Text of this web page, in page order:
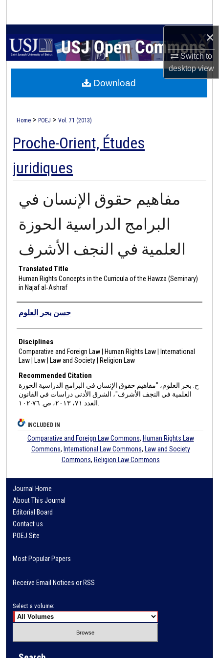
×
Switch to
desktopview
My Account
About
Home > POEJ > Vol. 71 (2013)
Proche-Orient, Études
juridiques
مفاهيم حقوق الإنسان في
البرامج الدراسية الحوزة
العلمية في النجف الأشرف
Translated Title
Human Rights Concepts in the Curricula of the Hawza (Seminary)
in Najaf al‑Ashraf
Authors
حسن بحر العلوم
Disciplines
Comparative and Foreign Law | Human Rights Law | International
Law | Law | Law and Society | Religion Law
Recommended Citation
ح. بحر العلوم، "مفاهيم حقوق الإنسان في البرامج الدراسية الحوزة
العلمية في النجف الأشرف"، الشرق الأدنى دراسات في القانون
العدد ٧١، ٢٠١٣، ص. ٧٦-١٠٢.
Download
INCLUDED IN
Comparative and Foreign Law Commons, Human Rights Law
Commons, International Law Commons, Law and Society
Commons, Religion Law Commons
Journal Home
About This Journal
Editorial Board
Contact us
POEJ Site
Most Popular Papers
Receive Email Notices or RSS
Select a volume: